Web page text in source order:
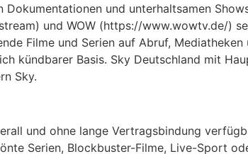
und unterhaltsamen
und WOW (https://www.wowtv.de/)
Filme und Serien auf Abruf,
kündbarer Basis. Sky Deutschland mit
Sky.
und ohne lange Vertragsbindung
Serien, Blockbuster-Filme, Live-Sport